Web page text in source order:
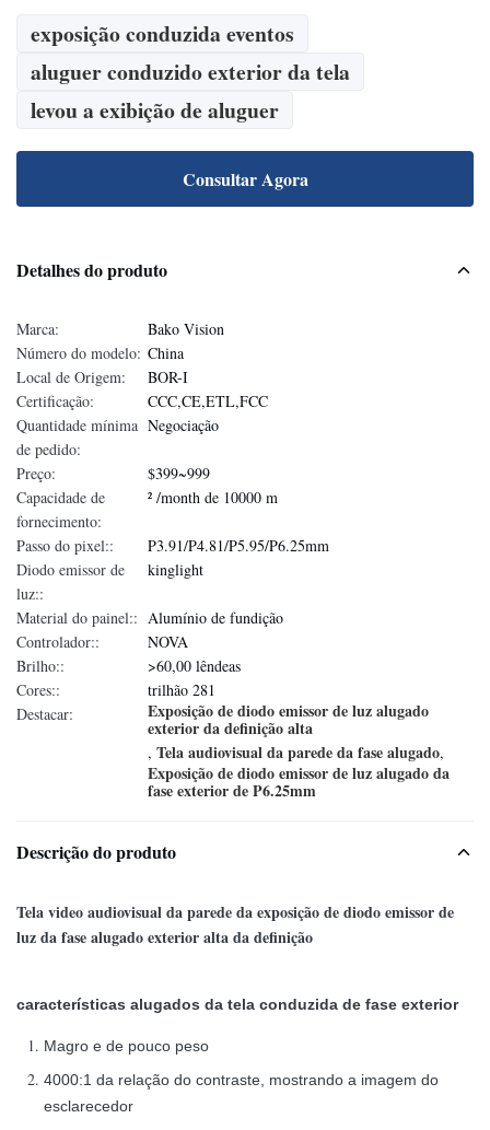
exposição conduzida eventos
aluguer conduzido exterior da tela
levou a exibição de aluguer
Consultar Agora
Detalhes do produto
Marca:
Bako Vision
Número do modelo: China
Local de Origem:
BOR-I
Certificação:
CCC,CE,ETL,FCC
Quantidade mínima
de pedido:
Negociação
Preço:
$399~999
Capacidade de
fornecimento:
² /month de 10000 m
Passo do pixel::
P3.91/P4.81/P5.95/P6.25mm
Diodo emissor de
luz::
kinglight
Material do painel:: Alumínio de fundição
Controlador::
NOVA
Brilho::
>60,00 lêndeas
Cores::
trilhão 281
Destacar:
Exposição de diodo emissor de luz alugado
exterior da definição alta
, Tela audiovisual da parede da fase alugado,
Exposição de diodo emissor de luz alugado da
fase exterior de P6.25mm
Descrição do produto
Tela video audiovisual da parede da exposição de diodo emissor de
luz da fase alugado exterior alta da definição
características alugados da tela conduzida de fase exterior
Magro e de pouco peso
4000:1 da relação do contraste, mostrando a imagem do
esclarecedor